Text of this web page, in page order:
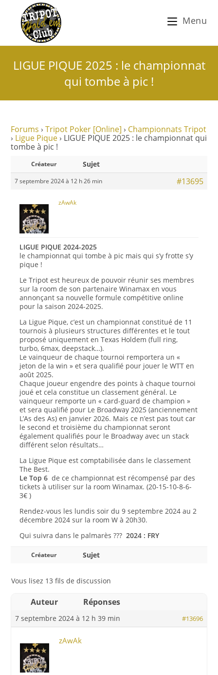
Menu
LIGUE PIQUE 2025 : le championnat
qui tombe à pic !
Forums › Tripot Poker [Online] › Championnats Tripot
› Ligue Pique › LIGUE PIQUE 2025 : le championnat qui
tombe à pic !
Créateur Sujet
7 septembre 2024 à 12 h 26 min #13695
zAwAk
LIGUE PIQUE 2024-2025
le championnat qui tombe à pic mais qui s’y frotte s’y
pique !
Le Tripot est heureux de pouvoir réunir ses membres
sur la room de son partenaire Winamax en vous
annonçant sa nouvelle formule compétitive online
pour la saison 2024-2025.
La Ligue Pique, c’est un championnat constitué de 11
tournois à plusieurs structures différentes et le tout
proposé uniquement en Texas Holdem (full ring,
turbo, 6max, deepstack…).
Le vainqueur de chaque tournoi remportera un «
jeton de la win » et sera qualifié pour jouer le WTT en
août 2025.
Chaque joueur engendre des points à chaque tournoi
joué et cela constitue un classement général. Le
vainqueur remporte un « card-guard de champion »
et sera qualifié pour Le Broadway 2025 (anciennement
L’As des As) en janvier 2026. Mais ce n’est pas tout car
le second et troisième du championnat seront
également qualifiés pour le Broadway avec un stack
différent selon résultats…
La Ligue Pique est comptabilisée dans le classement
The Best.
Le Top 6 de ce championnat est récompensé par des
tickets à utiliser sur la room Winamax. (20-15-10-8-6-
3€ )
Rendez-vous les lundis soir du 9 septembre 2024 au 2
décembre 2024 sur la room W à 20h30.
Qui suivra dans le palmarès ???2024 : FRY
Créateur Sujet
Vous lisez 13 fils de discussion
Auteur Réponses
7 septembre 2024 à 12 h 39 min #13696
zAwAk